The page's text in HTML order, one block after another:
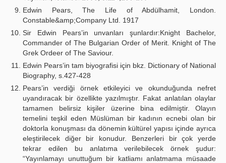
Edwin Pears, The Life of Abdülhamit, London.
Constable&amp;Company Ltd. 1917
Sir Edwin Pears’in unvanları şunlardır:Knight Bachelor,
Commander of The Bulgarian Order of Merit. Knight of The
Grek Ordeer of The Saviour.
Edwin Pears’in tam biyografisi için bkz. Dictionary of National
Biography, s.427-428
Pears’in verdiği örnek etkileyici ve okunduğunda nefret
uyandıracak bir özellikte yazılmıştır. Fakat anlatılan olaylar
tamamen belirsiz kişiler üzerine bina edilmiştir. Olayın
temelini teşkil eden Müslüman bir kadının ecnebi olan bir
doktorla konuşması da dönemin kültürel yapısı içinde ayrıca
eleştirilecek diğer bir konudur. Benzerleri bir çok yerde
tekrar edilen bu anlatıma verilebilecek örnek şudur:
“Yayınlamayı unuttuğum bir katliamı anlatmama müsaade